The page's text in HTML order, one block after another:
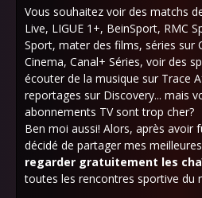
Vous souhaitez voir des matchs
Live, LIGUE 1+, BeinSport, RMC
Sport, mater des films, séries sur
Cinema, Canal+ Séries, voir des
écouter de la musique sur Trace
reportages sur Discovery... mais
abonnements TV sont trop cher?
Ben moi aussi! Alors, après avoir
décidé de partager mes
regarder gratuitement les
toutes les rencontres sportive du